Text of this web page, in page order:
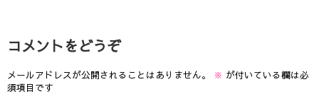
コメントをどうぞ
メールアドレスが公開されることはありません。 ※ が付いている欄は必
須項目です